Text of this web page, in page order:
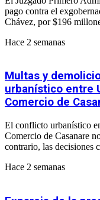
pago contra el
Chávez, por $196
Hace 2 semanas
Multas y
urbanístico entre
Comercio de
El conflicto urbanístico
Comercio de Casanare
contrario, las decisiones
Hace 2 semanas